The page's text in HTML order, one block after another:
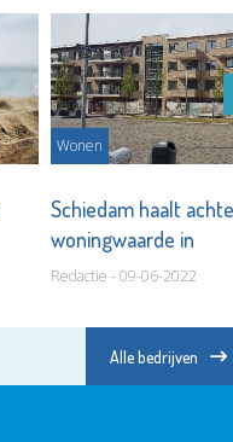
Wonen
Schiedam haalt
woningwaarde in
Redactie - 09-06-2022
Alle bedrijven